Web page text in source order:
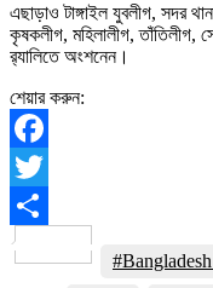
এছাড়াও টাঙ্গাইল যুবলীগ, সদর
কৃষকলীগ, মহিলালীগ, তাঁতিলীগ,
র‍্যালিতে অংশনেন।
শেয়ার করুন:
Facebook
Twitter